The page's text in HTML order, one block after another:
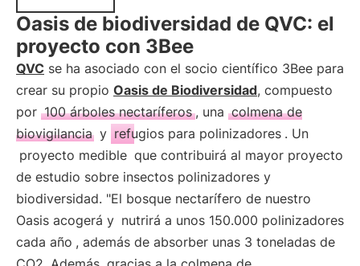
Oasis de biodiversidad de QVC: el
proyecto con 3Bee
QVC se ha asociado con el socio científico 3Bee para
crear su propio Oasis de Biodiversidad, compuesto
por 100 árboles nectaríferos , una colmena de
biovigilancia y refugios para polinizadores . Un
proyecto medible que contribuirá al mayor proyecto
de estudio sobre insectos polinizadores y
biodiversidad. "El bosque nectarífero de nuestro
Oasis acogerá y nutrirá a unos 150.000 polinizadores
cada año , además de absorber unas 3 toneladas de